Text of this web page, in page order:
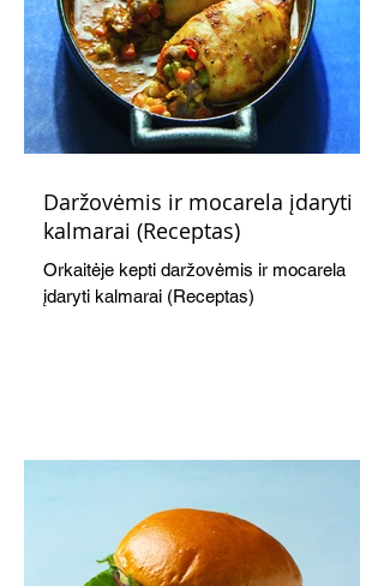
Daržovėmis ir mocarela įdaryti
kalmarai (Receptas)
Orkaitėje kepti daržovėmis ir mocarela
įdaryti kalmarai (Receptas)